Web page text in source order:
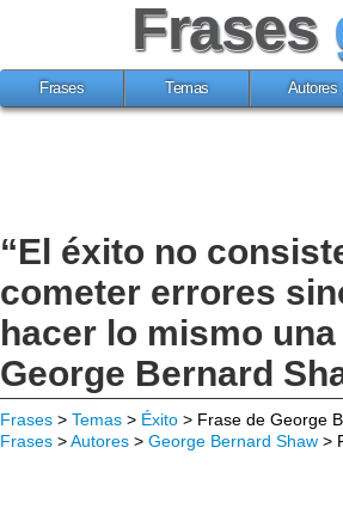
Frases
Frases Temas Autores
“El éxito no
cometer errores
hacer lo mismo
George Bernard
Frases > Temas > Éxito > Frase de George
Frases >Autores > George Bernard Shaw >